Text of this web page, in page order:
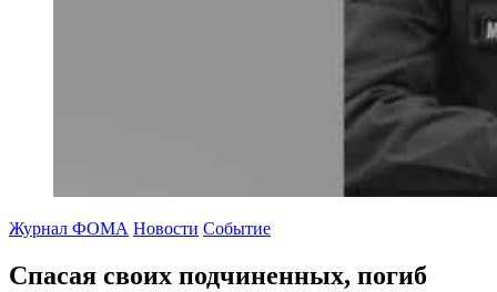
Журнал ФОМА Новости Событие
Спасая своих подчиненных, погиб